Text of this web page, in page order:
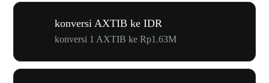
konversi AXTIB ke IDR
konversi 1 AXTIB ke Rp1.63M